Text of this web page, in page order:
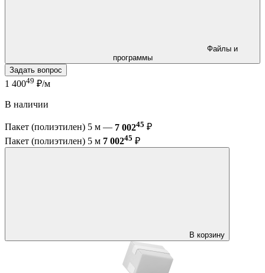
программы
Задать вопрос
1 40049 ₽/м
В наличии
Пакет (полиэтилен) 5 м — 7 00245 ₽
Пакет (полиэтилен) 5 м 7 00245 ₽
В корзину